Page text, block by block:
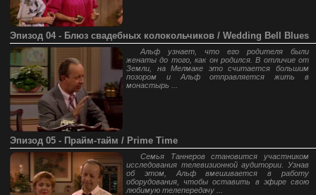
Эпизод 04 - Блюз свадебных колокольчиков / Wedding Bell Blues
Альф узнает, что его родителя были
женаты до того, как он родился. В отличие от
Земли, на Мелмаке это считается большим
позором и Альф отправляется жить в
монастырь ...
Эпизод 05 - Прайм-тайм / Prime Time
Семья Таннеров становится участником
исследования телевизионной аудитории. Узнав
об этом, Альф вмешивается в работу
оборудования, чтобы оставить в эфире свою
любимую телепередачу ...